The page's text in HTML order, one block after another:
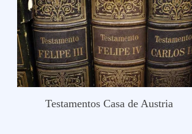
Testamentos Casa de Austria